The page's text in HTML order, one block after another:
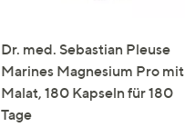
Dr. med. Sebastian Pleuse
Marines Magnesium Pro mit
Malat, 180 Kapseln für 180
Tage